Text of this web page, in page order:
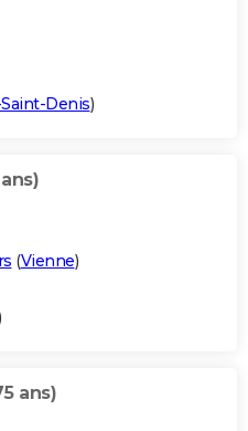
Denis)
(Vienne)
ans)